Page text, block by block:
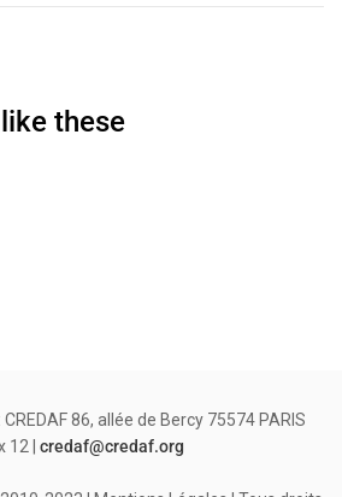
these
86, allée de Bercy 75574 PARIS
12 | credaf@credaf.org